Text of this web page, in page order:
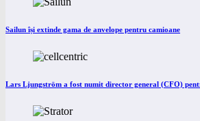
Sailun își extinde gama de anvelope pentru camioane
Lars Ljungström a fost numit director general (CFO)